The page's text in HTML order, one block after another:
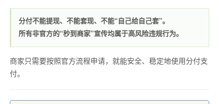
分付不能提现、不能套现、不能“自己给自己套”。
所有非官方的“秒到商家”宣传均属于高风险违规行为。
商家只需要按照官方流程申请，就能安全、稳定地使用分付支
付。